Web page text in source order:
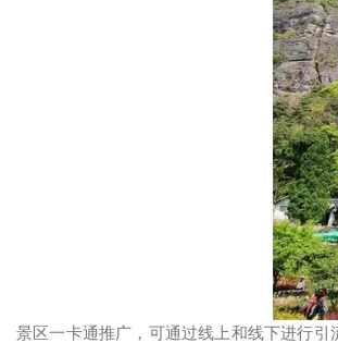
景区一卡通推广，可通过线上和线下进行